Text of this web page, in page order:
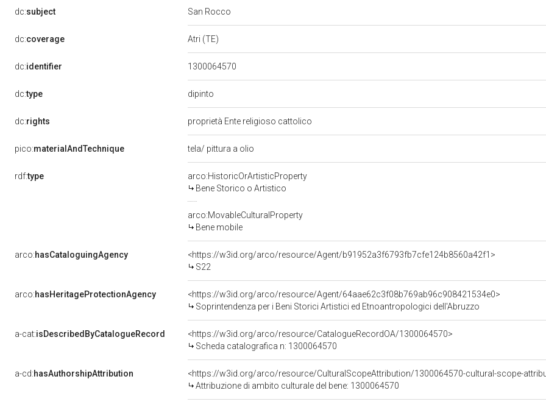
dc:subject San Rocco
dc:coverage Atri (TE)
dc:identifier 1300064570
dc:type dipinto
dc:rights proprietà Ente religioso cattolico
pico:materialAndTechnique tela/ pittura a olio
rdf:type
arco:HistoricOrArtisticProperty
Bene Storico o Artistico
arco:MovableCulturalProperty
Bene mobile
arco:hasCataloguingAgency
<https://w3id.org/arco/resource/Agent/b91952a3f6793fb7cfe124b8560a42f1>
S22
arco:hasHeritageProtectionAgency
<https://w3id.org/arco/resource/Agent/64aae62c3f08b769ab96c908421534e0>
Soprintendenza per i Beni Storici Artistici ed Etnoantropologici dell'Abruzzo
a-cat:isDescribedByCatalogueRecord
<https://w3id.org/arco/resource/CatalogueRecordOA/1300064570>
Scheda catalografica n: 1300064570
a-cd:hasAuthorshipAttribution
<https://w3id.org/arco/resource/CulturalScopeAttribution/1300064570-cultural-scope-
Attribuzione di ambito culturale del bene: 1300064570